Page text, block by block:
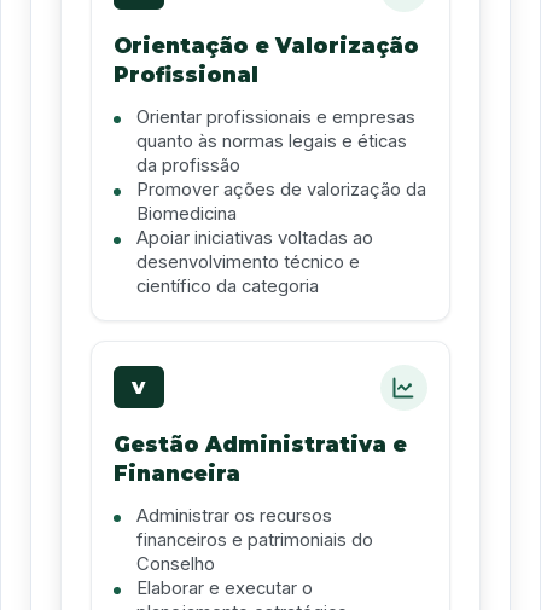
Orientação e Valorização
Profissional
Orientar profissionais e empresas
quanto às normas legais e éticas
da profissão
Promover ações de valorização da
Biomedicina
Apoiar iniciativas voltadas ao
desenvolvimento técnico e
científico da categoria
V
Gestão Administrativa e
Financeira
Administrar os recursos
financeiros e patrimoniais do
Conselho
Elaborar e executar o